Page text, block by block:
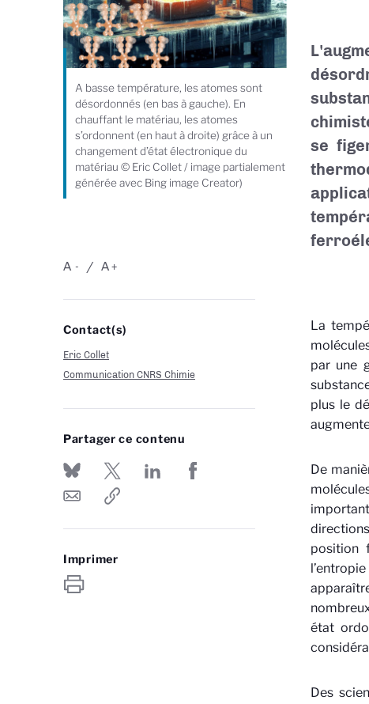
A basse température, les atomes sont
désordonnés (en bas à gauche). En
chauffant le matériau, les atomes
s’ordonnent (en haut à droite) grâce à un
changement d’état électronique du
matériau © Eric Collet / image partialement
générée avec Bing image Creator)
-
A +
A
Contact(s)
Eric Collet
Communication CNRS Chimie
Partager ce contenu
Imprimer
se
La
par une
plus le
De
position
état
Des